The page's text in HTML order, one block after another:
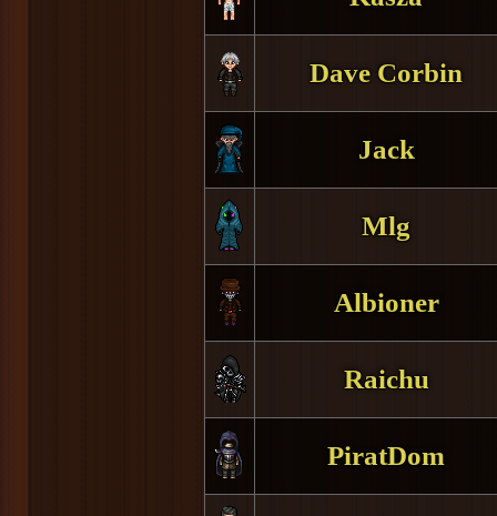
Dave Corbin
Jack
Mlg
Albioner
Raichu
PiratDom